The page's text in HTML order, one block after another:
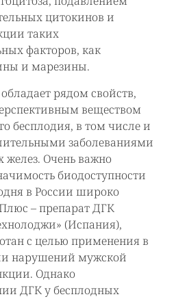
цитокинов и
таких
факторов, как
и марезины.
рядом свойств,
веществом
бесплодия, в том числе и
заболеваниями
Очень важно
биодоступности
в России широко
– препарат ДГК
(Испания),
с целью применения в
нарушений мужской
Однако
ДГК у бесплодных